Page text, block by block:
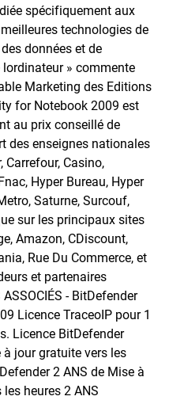
spécifiquement aux
technologies de
données et de
» commente
Marketing des Editions
for Notebook 2009 est
au prix conseillé de
des enseignes nationales
Carrefour, Casino,
Hyper Bureau, Hyper
Saturne, Surcouf,
sur les principaux sites
Amazon, CDiscount,
Rue Du Commerce, et
et partenaires
- BitDefender
Licence TraceoIP pour 1
Licence BitDefender
à jour gratuite vers les
2 ANS de Mise à
heures 2 ANS